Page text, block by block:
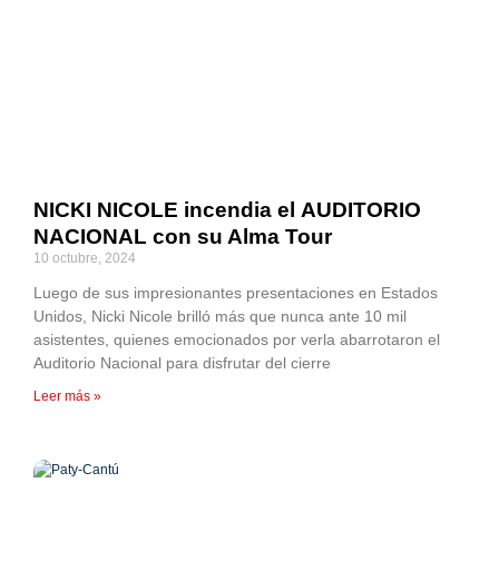
NICKI NICOLE incendia el AUDITORIO
NACIONAL con su Alma Tour
10 octubre, 2024
Luego de sus impresionantes presentaciones en Estados
Unidos, Nicki Nicole brilló más que nunca ante 10 mil
asistentes, quienes emocionados por verla abarrotaron el
Auditorio Nacional para disfrutar del cierre
Leer más »